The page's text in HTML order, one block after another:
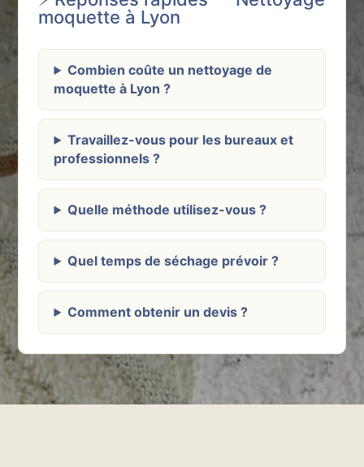
moquette à Lyon
Combien coûte un nettoyage de
moquette à Lyon ?
Travaillez-vous pour les bureaux et
professionnels ?
Quelle méthode utilisez-vous ?
Quel temps de séchage prévoir ?
Comment obtenir un devis ?